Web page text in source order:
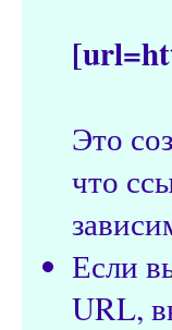
Это
что
Если
URL,